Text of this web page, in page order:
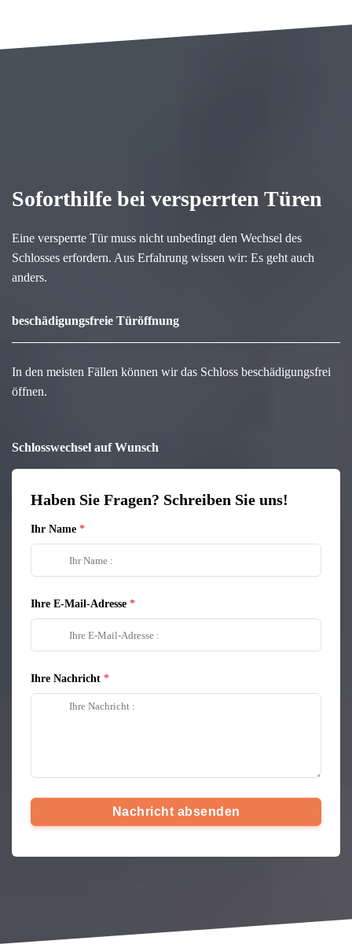
Soforthilfe bei versperrten Türen
Eine versperrte Tür muss nicht unbedingt den Wechsel des
Schlosses erfordern. Aus Erfahrung wissen wir: Es geht auch
anders.
beschädigungsfreie Türöffnung
In den meisten Fällen können wir das Schloss beschädigungsfrei
öffnen.
Schlosswechsel auf Wunsch
Haben Sie Fragen? Schreiben Sie uns!
Ihr Name
Ihre E-Mail-Adresse
Ihre Nachricht
Nachricht absenden